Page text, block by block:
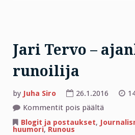
Jari Tervo –
runoilija
by Juha Siro 26.1.2016
Kommentit pois päältä
Tervo
Blogit ja postaukset,
huumori, Runous